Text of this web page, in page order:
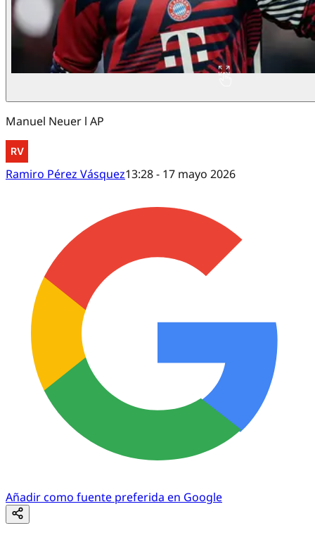
Manuel Neuer l AP
Ramiro Pérez Vásquez13:28 - 17 mayo 2026
Añadir como fuente preferida en Google